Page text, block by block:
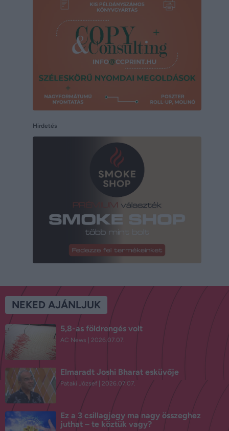
Hirdetés
NEKED AJÁNLJUK
5,8-as földrengés volt
AC News 2026.07.07.
Elmaradt Joshi Bharat esküvője
Pataki József 2026.07.07.
Ez a 3 csillagjegy ma nagy összeghez
juthat – te köztük vagy?